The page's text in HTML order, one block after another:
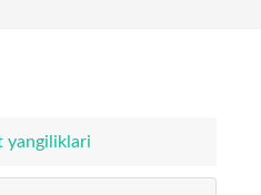
yangiliklari